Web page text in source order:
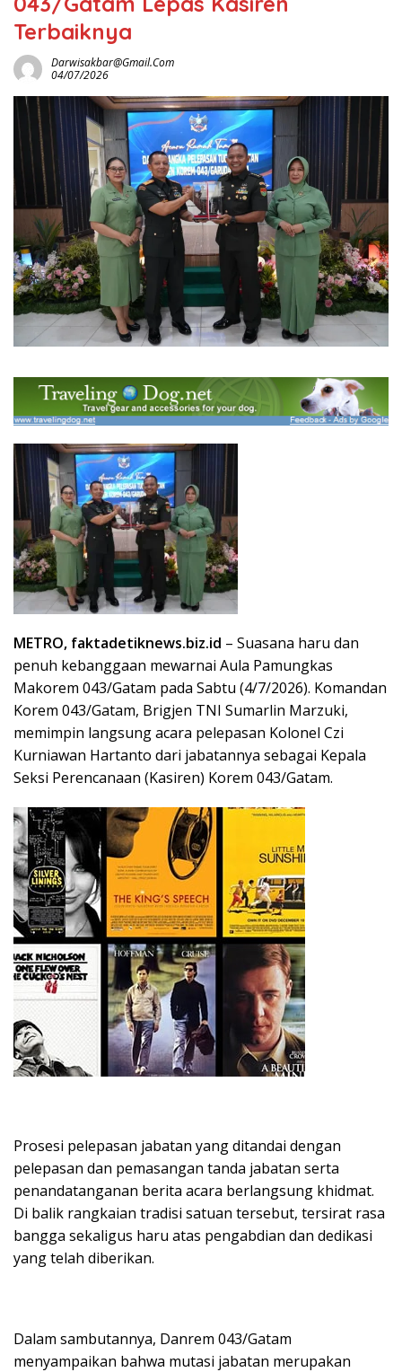
Terbaiknya
Darwisakbar@gmail.com
04/07/2026
METRO, faktadetiknews.biz.id – Suasana haru dan
penuh kebanggaan mewarnai Aula Pamungkas
Makorem 043/Gatam pada Sabtu (4/7/2026). Komandan
Korem 043/Gatam, Brigjen TNI Sumarlin Marzuki,
memimpin langsung acara pelepasan Kolonel Czi
Kurniawan Hartanto dari jabatannya sebagai Kepala
Seksi Perencanaan (Kasiren) Korem 043/Gatam.
Prosesi pelepasan jabatan yang ditandai dengan
pelepasan dan pemasangan tanda jabatan serta
penandatanganan berita acara berlangsung khidmat.
Di balik rangkaian tradisi satuan tersebut, tersirat rasa
bangga sekaligus haru atas pengabdian dan dedikasi
yang telah diberikan.
Dalam sambutannya, Danrem 043/Gatam
menyampaikan bahwa mutasi jabatan merupakan